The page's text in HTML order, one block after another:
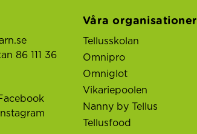
86 111 36
Våra organisationer
Tellusskolan
Omnipro
Omniglot
Vikariepoolen
Nanny by Tellus
Tellusfood